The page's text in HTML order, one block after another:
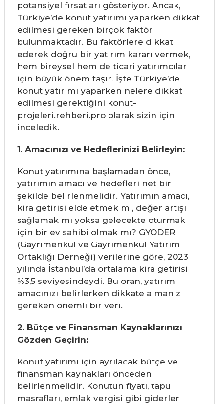
potansiyel fırsatları gösteriyor. Ancak,
Türkiye’de konut yatırımı yaparken dikkat
edilmesi gereken birçok faktör
bulunmaktadır. Bu faktörlere dikkat
ederek doğru bir yatırım kararı vermek,
hem bireysel hem de ticari yatırımcılar
için büyük önem taşır. İşte Türkiye’de
konut yatırımı yaparken nelere dikkat
edilmesi gerektiğini konut-
projeleri.rehberi.pro olarak sizin için
inceledik.
1. Amacınızı ve Hedeflerinizi Belirleyin:
Konut yatırımına başlamadan önce,
yatırımın amacı ve hedefleri net bir
şekilde belirlenmelidir. Yatırımın amacı,
kira getirisi elde etmek mi, değer artışı
sağlamak mı yoksa gelecekte oturmak
için bir ev sahibi olmak mı? GYODER
(Gayrimenkul ve Gayrimenkul Yatırım
Ortaklığı Derneği) verilerine göre, 2023
yılında İstanbul’da ortalama kira getirisi
%3,5 seviyesindeydi. Bu oran, yatırım
amacınızı belirlerken dikkate almanız
gereken önemli bir veri.
2. Bütçe ve Finansman Kaynaklarınızı
Gözden Geçirin:
Konut yatırımı için ayrılacak bütçe ve
finansman kaynakları önceden
belirlenmelidir. Konutun fiyatı, tapu
masrafları, emlak vergisi gibi giderler